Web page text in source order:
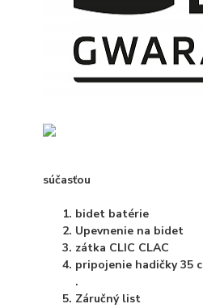
súčasťou
bidet batérie
Upevnenie na bidet
zátka CLIC CLAC
pripojenie hadičky 35
.
Záručný list